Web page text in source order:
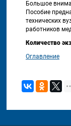
Большое
Пособие
технических
работников
Количество
Оглавление